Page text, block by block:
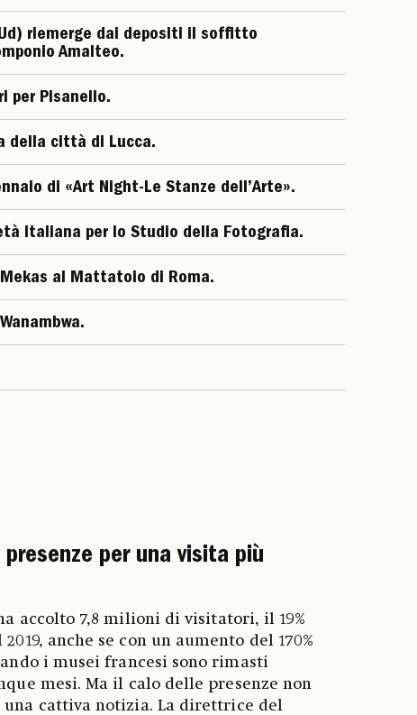
riemerge dai depositi il soffitto
Amalteo.
per Pisanello.
della città di Lucca.
di «Art Night-Le Stanze dell’Arte».
Italiana per lo Studio della Fotografia.
al Mattatoio di Roma.
presenze per una visita più
accolto 7,8 milioni di visitatori, il 19%
anche se con un aumento del 170%
i musei francesi sono rimasti
mesi. Ma il calo delle presenze non
una cattiva notizia. La direttrice del